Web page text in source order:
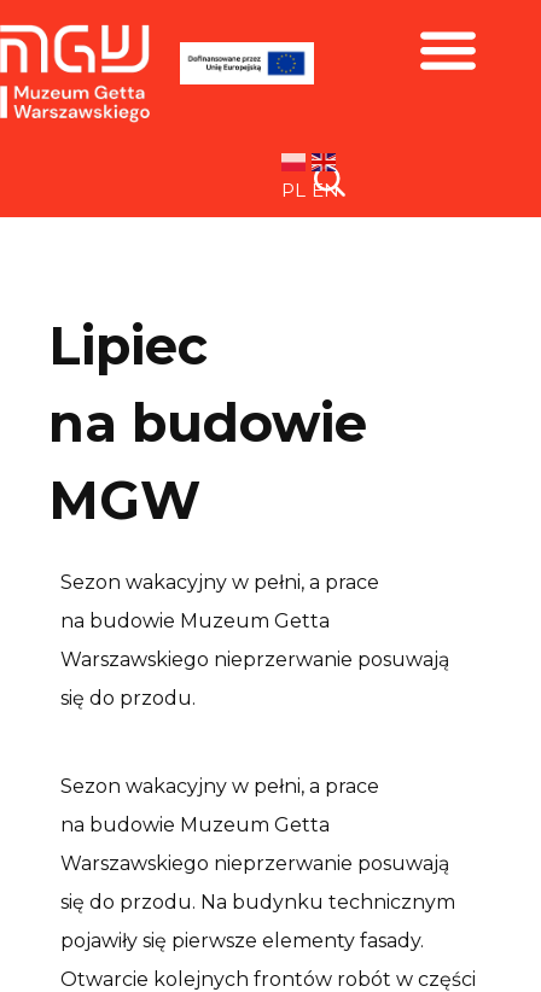
PL EN
Lipiec
na budowie
MGW
Sezon wakacyjny w pełni, a prace
na budowie Muzeum Getta
Warszawskiego nieprzerwanie posuwają
się do przodu.
Sezon wakacyjny w pełni, a prace
na budowie Muzeum Getta
Warszawskiego nieprzerwanie posuwają
się do przodu. Na budynku technicznym
pojawiły się pierwsze elementy fasady.
Otwarcie kolejnych frontów robót w części